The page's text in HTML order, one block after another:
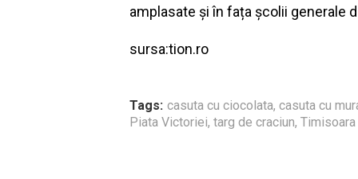
amplasate și în fața școlii generale
sursa:tion.ro
Tags: casuta cu ciocolata, casuta cu
Piata Victoriei, targ de craciun, Timisoara